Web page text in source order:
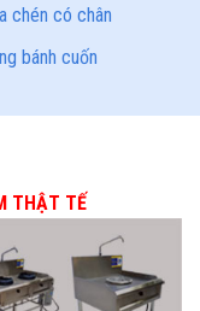
chén có chân
bánh cuốn
THẬT TẾ